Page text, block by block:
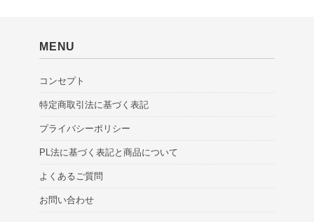
MENU
コンセプト
特定商取引法に基づく表記
プライバシーポリシー
PL法に基づく表記と商品について
よくあるご質問
お問い合わせ